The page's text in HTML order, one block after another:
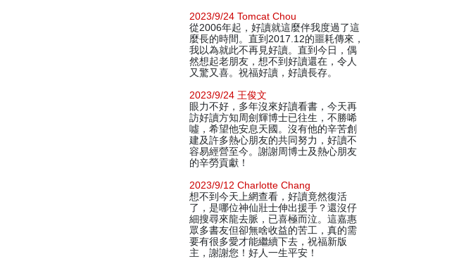
2023/9/24 Tomcat Chou
從2006年起，好讀就這麼伴我度過了這
麼長的時間。直到2017.12的噩耗傳來，
我以為就此不再見好讀。直到今日，偶
然想起老朋友，想不到好讀還在，令人
又驚又喜。祝福好讀，好讀長存。
2023/9/24 王俊文
眼力不好，多年沒來好讀看書，今天再
訪好讀方知周劍輝博士已往生，不勝唏
噓，希望他安息天國。沒有他的辛苦創
建及許多熱心朋友的共同努力，好讀不
容易經營至今。謝謝周博士及熱心朋友
的辛勞貢獻！
2023/9/12 Charlotte Chang
想不到今天上網查看，好讀竟然復活
了，是哪位神仙壯士伸出援手？還沒仔
細搜尋來龍去脈，已喜極而泣。這嘉惠
眾多書友但卻無啥收益的苦工，真的需
要有很多愛才能繼續下去，祝福新版
主，謝謝您！好人一生平安！